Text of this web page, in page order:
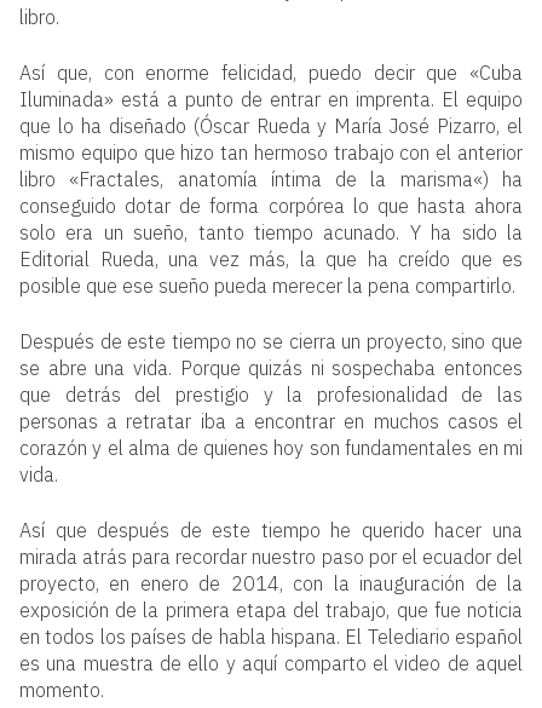
libro.
Así que, con enorme felicidad, puedo decir que «Cuba
Iluminada» está a punto de entrar en imprenta. El equipo
que lo ha diseñado (Óscar Rueda y María José Pizarro, el
mismo equipo que hizo tan hermoso trabajo con el anterior
libro «Fractales, anatomía íntima de la marisma«) ha
conseguido dotar de forma corpórea lo que hasta ahora
solo era un sueño, tanto tiempo acunado. Y ha sido la
Editorial Rueda, una vez más, la que ha creído que es
posible que ese sueño pueda merecer la pena compartirlo.
Después de este tiempo no se cierra un proyecto, sino que
se abre una vida. Porque quizás ni sospechaba entonces
que detrás del prestigio y la profesionalidad de las
personas a retratar iba a encontrar en muchos casos el
corazón y el alma de quienes hoy son fundamentales en mi
vida.
Así que después de este tiempo he querido hacer una
mirada atrás para recordar nuestro paso por el ecuador del
proyecto, en enero de 2014, con la inauguración de la
exposición de la primera etapa del trabajo, que fue noticia
en todos los países de habla hispana. El Telediario español
es una muestra de ello y aquí comparto el video de aquel
momento.